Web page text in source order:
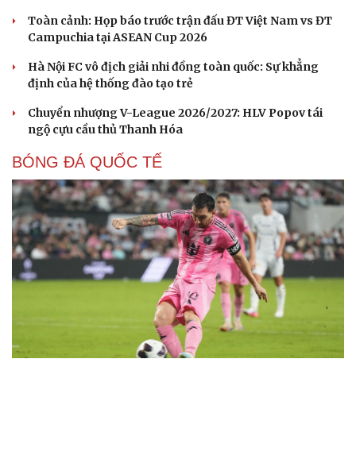
Toàn cảnh: Họp báo trước trận đấu ĐT Việt Nam vs ĐT
Campuchia tại ASEAN Cup 2026
Hà Nội FC vô địch giải nhi đồng toàn quốc: Sự khẳng
định của hệ thống đào tạo trẻ
Chuyển nhượng V-League 2026/2027: HLV Popov tái
ngộ cựu cầu thủ Thanh Hóa
BÓNG ĐÁ QUỐC TẾ